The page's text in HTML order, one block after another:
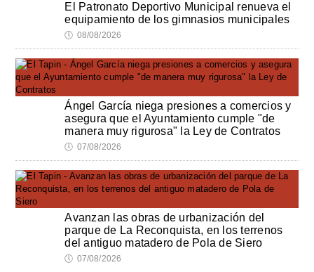
El Patronato Deportivo Municipal renueva el
equipamiento de los gimnasios municipales
🕔 08/08/2026
Ángel García niega presiones a comercios y
asegura que el Ayuntamiento cumple "de
manera muy rigurosa" la Ley de Contratos
🕔 07/08/2026
Avanzan las obras de urbanización del
parque de La Reconquista, en los terrenos
del antiguo matadero de Pola de Siero
🕔 07/08/2026